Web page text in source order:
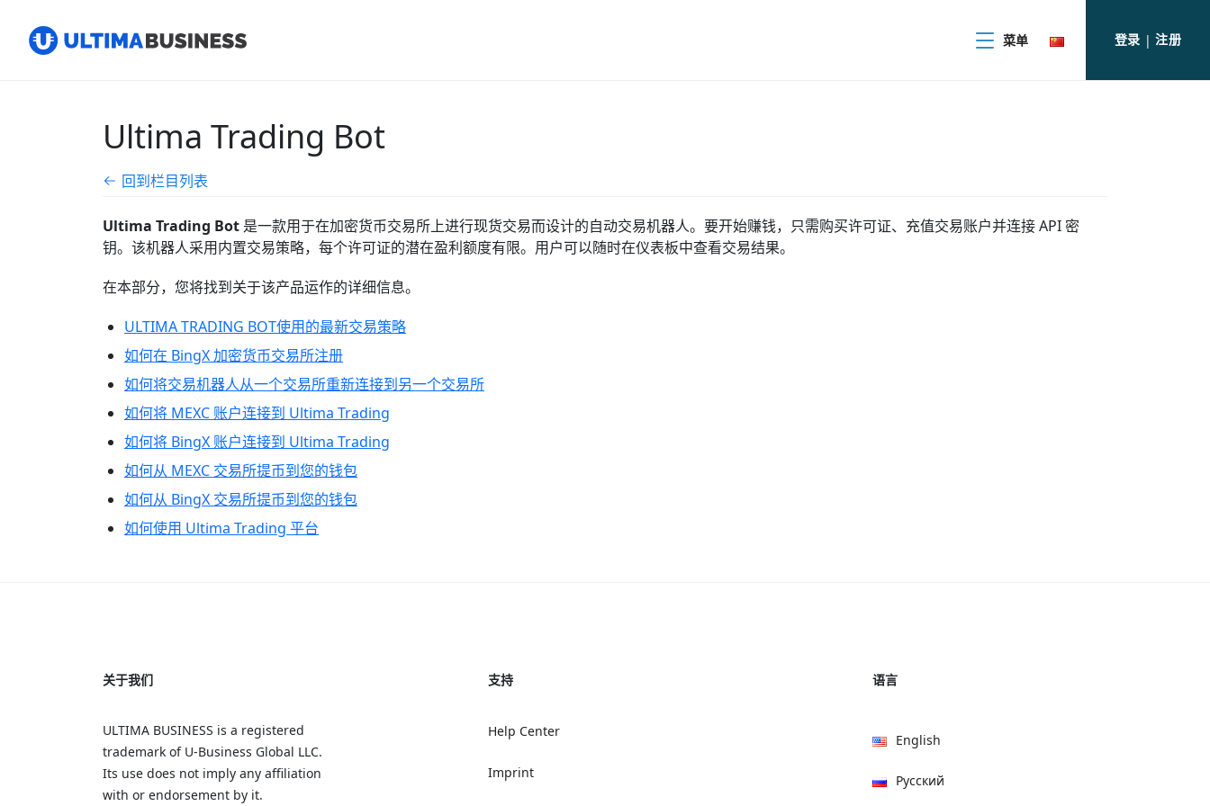
菜单 登录 |注册
Ultima Trading Bot
回到栏目列表
Ultima Trading Bot 是一款用于在加密货币交易所上进行现货交易而设计的自动交易机器人。 要开始赚钱，只需购买许可证、充值交易账户并连接 API 密
钥。该机器人采用内置交易策略，每个许可证的潜在盈利额度有限。用户可以随时在仪表板中查看交易结果。
在本部分，您将找到关于该产品运作的详细信息。
ULTIMA TRADING BOT使用的最新交易策略
如何在 BingX 加密货币交易所注册
如何将交易机器人从一个交易所重新连接到另一个交易所
如何将 MEXC 账户连接到 Ultima Trading
如何将 BingX 账户连接到 Ultima Trading
如何从 MEXC 交易所提币到您的钱包
如何从 BingX 交易所提币到您的钱包
如何使用 Ultima Trading 平台
关于我们
ULTIMA BUSINESS is a registered
trademark of U‑Business Global LLC.
Its use does not imply any affiliation
with or endorsement by it.
支持
Help Center
Imprint
语言
English
Русский